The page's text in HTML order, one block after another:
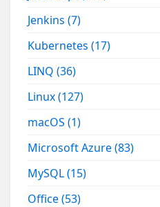
Jenkins(7)
Kubernetes(17)
LINQ(36)
Linux(127)
macOS(1)
Microsoft Azure(83)
MySQL(15)
Office(53)